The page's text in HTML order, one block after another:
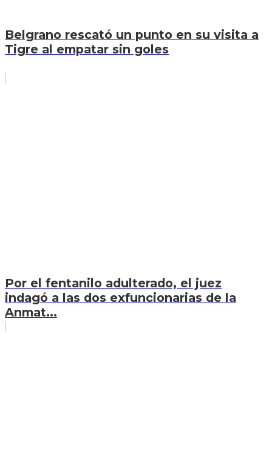
Belgrano rescató un punto en su visita a
Tigre al empatar sin goles
Por el fentanilo adulterado, el juez
indagó a las dos exfuncionarias de la
Anmat...